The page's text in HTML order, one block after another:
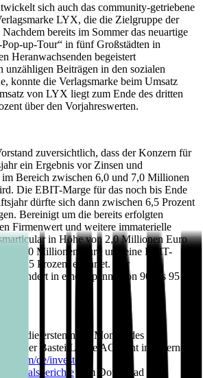
sich auch das community-getriebene
LYX, die die Zielgruppe der
bereits im Sommer das neuartige
up-Tour“ in fünf Großstädten in
Heranwachsenden begeistert
unzähligen Beiträgen in den sozialen
konnte die Verlagsmarke beim Umsatz
von LYX liegt zum Ende des dritten
über den Vorjahreswerten.
zuversichtlich, dass der Konzern für
ein Ergebnis vor Zinsen und
Bereich zwischen 6,0 und 7,0 Millionen
Die EBIT-Marge für das noch bis Ende
dürfte sich dann zwischen 6,5 Prozent
Bereinigt um die bereits erfolgten
Firmenwert und weitere immaterielle
in Höhe von 2,0 Millionen Euro
bis 9,0 Millionen Euro und eine EBIT-
bis 9,5 Prozent erwartet. Der
in einer Spanne von 90 bis 95
über die ersten neun Monate des
der Bastei Lübbe AG steht im Internet
de/investor-
quartalsberichte zum Download zur